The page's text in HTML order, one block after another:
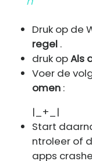
Druk op de
regel .
druk opAls
Voer de
omen :
|_+_|
Start
ntroleer of
apps